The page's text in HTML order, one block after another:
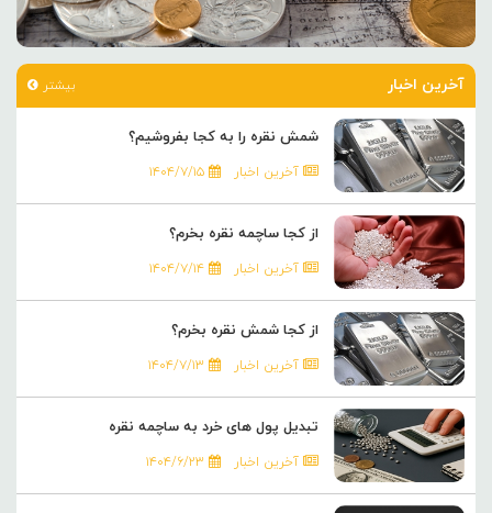
آخرین اخبار بیشتر
شمش نقره را به کجا بفروشیم؟
آخرین اخبار ۱۴۰۴/۷/۱۵
از کجا ساچمه نقره بخرم؟
آخرین اخبار ۱۴۰۴/۷/۱۴
از کجا شمش نقره بخرم؟
آخرین اخبار ۱۴۰۴/۷/۱۳
تبدیل پول های خرد به ساچمه نقره
آخرین اخبار ۱۴۰۴/۶/۲۳